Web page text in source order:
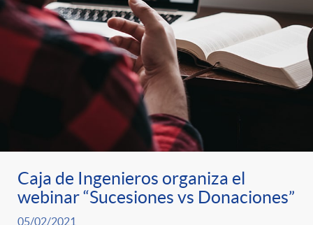
Caja de Ingenieros organiza el
webinar “Sucesiones vs Donaciones”
05/02/2021